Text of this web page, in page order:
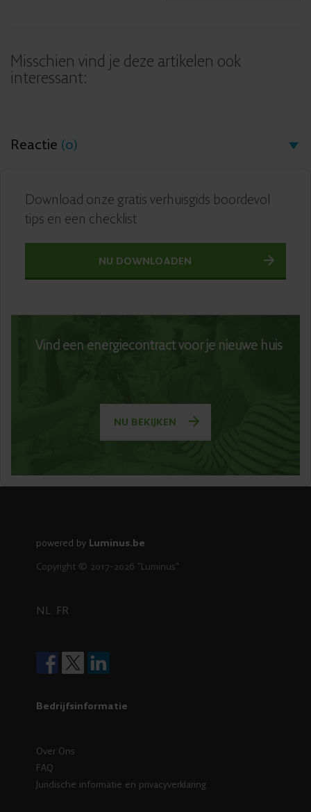
Misschien vind je deze artikelen ook
interessant:
Reactie (0)
Download onze gratis verhuisgids boordevol
tips en een checklist
NU DOWNLOADEN
Vind een energiecontract voor je nieuwe huis
NU BEKIJKEN
powered by Luminus.be
Copyright © 2017-2026 "Luminus"
NL FR
Bedrijfsinformatie
Over Ons
FAQ
Juridische informatie en privacyverklaring